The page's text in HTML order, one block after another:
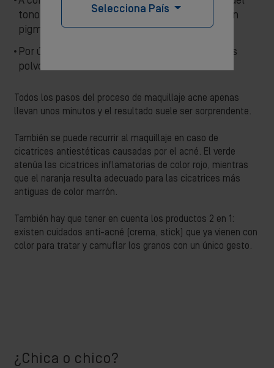
tono adaptado a las pieles patológicas y rico en
pigmentos.
Por último, se puede fijar el resultado con unos
polvos.
Todos los pasos del proceso de maquillaje acne apenas
llevan unos minutos y el resultado suele ser sorprendente.
También se puede recurrir al maquillaje en caso de
cicatrices antiestéticas causadas por el acné. El verde
atenúa las cicatrices inflamatorias de color rojo, mientras
que el naranja resulta adecuado para las cicatrices más
antiguas de color marrón.
También hay que tener en cuenta los productos 2 en 1:
existen cuidados anti-acné (crema, stick) que ya vienen con
color para tratar y camuflar los granos con un único gesto.
¿Chica o chico?
Selecciona País